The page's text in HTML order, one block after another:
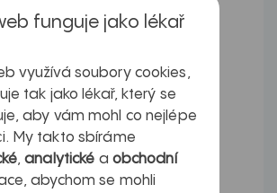
rudé skvrnky....
nohou
dnem mám na prstech u
Sice nejsou...
žaludi
už asi rok, co mám na žaludu
Vypadá trochu...
žaludu penisu
funguje jako lékař
využívá soubory cookies,
tak jako lékař, který se
aby vám mohl co nejlépe
My takto sbíráme
,analytické a obchodní
abychom se mohli